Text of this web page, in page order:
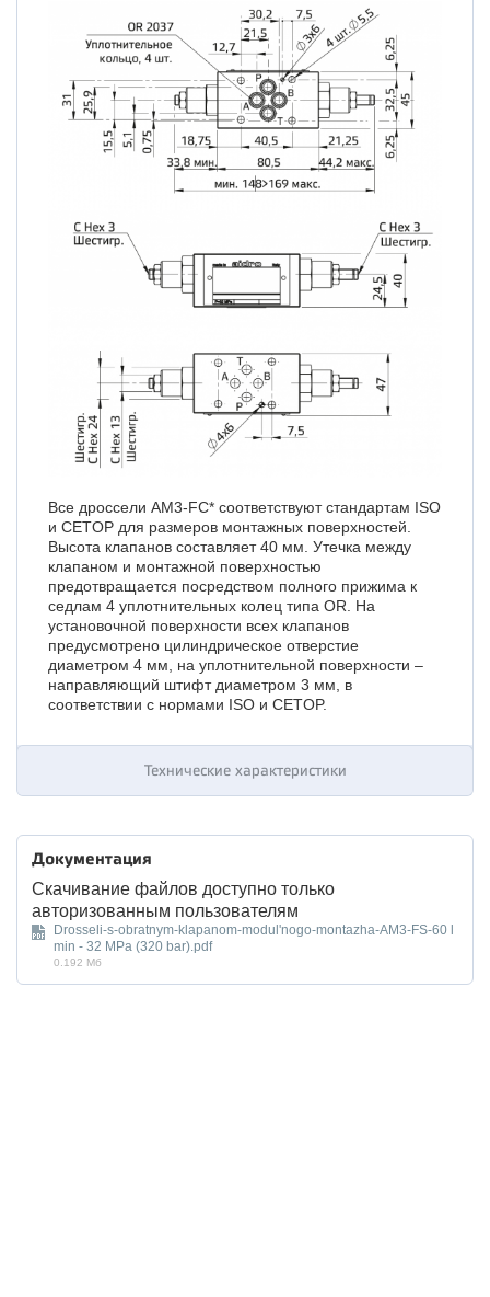
Все дроссели AM3-FC* соответствуют стандартам ISO
и CETOP для размеров монтажных поверхностей.
Высота клапанов составляет 40 мм. Утечка между
клапаном и монтажной поверхностью
предотвращается посредством полного прижима к
седлам 4 уплотнительных колец типа OR. На
установочной поверхности всех клапанов
предусмотрено цилиндрическое отверстие
диаметром 4 мм, на уплотнительной поверхности –
направляющий штифт диаметром 3 мм, в
соответствии с нормами ISO и CETOP.
Технические характеристики
Документация
Скачивание файлов доступно только
авторизованным пользователям
Drosseli-s-obratnym-klapanom-modul'nogo-montazha-AM3-FS-60 l
min - 32 MPa (320 bar).pdf
0.192 Мб